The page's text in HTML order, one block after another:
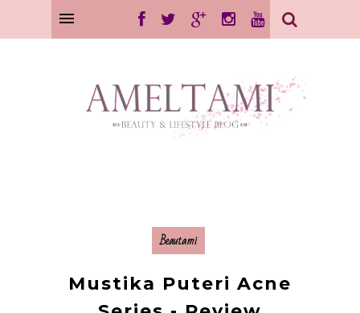
Beautami
Mustika Puteri Acne